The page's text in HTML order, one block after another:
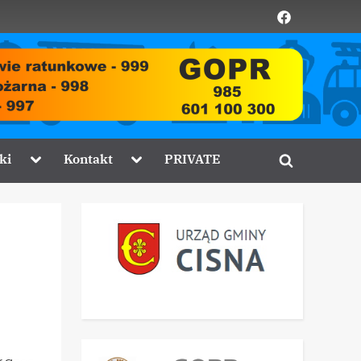
Element
menu
Toggle
menu
Kontakt Toggle
menu
PRIVATE
Toggle